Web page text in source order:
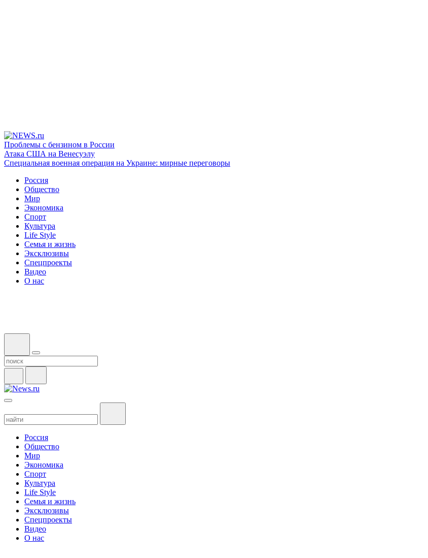
Проблемы с бензином в России
Атака США на Венесуэлу
Специальная военная операция на Украине: мирные переговоры
Россия
Общество
Мир
Экономика
Спорт
Культура
Life Style
Семья и жизнь
Эксклюзивы
Спецпроекты
Видео
О нас
Россия
Общество
Мир
Экономика
Спорт
Культура
Life Style
Семья и жизнь
Эксклюзивы
Спецпроекты
Видео
О нас